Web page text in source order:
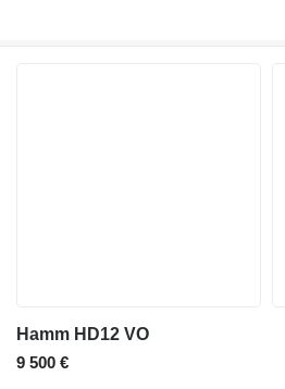
Hamm HD12 VO
9 500 €